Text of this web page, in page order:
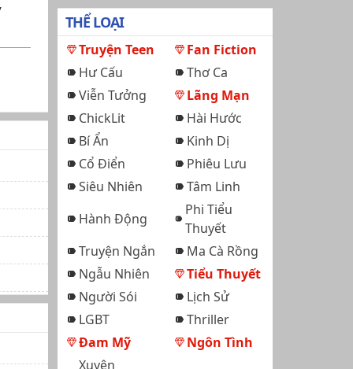
THỂ LOẠI
Truyện Teen
Fan Fiction
Hư Cấu
Thơ Ca
Viễn Tưởng
Lãng Mạn
ChickLit
Hài Hước
Bí Ẩn
Kinh Dị
Cổ Điển
Phiêu Lưu
Siêu Nhiên
Tâm Linh
Hành Động
Phi Tiểu
Thuyết
Truyện Ngắn
Ma Cà Rồng
Ngẫu Nhiên
Tiểu Thuyết
Người Sói
Lịch Sử
LGBT
Thriller
Đam Mỹ
Ngôn Tình
Xuyên